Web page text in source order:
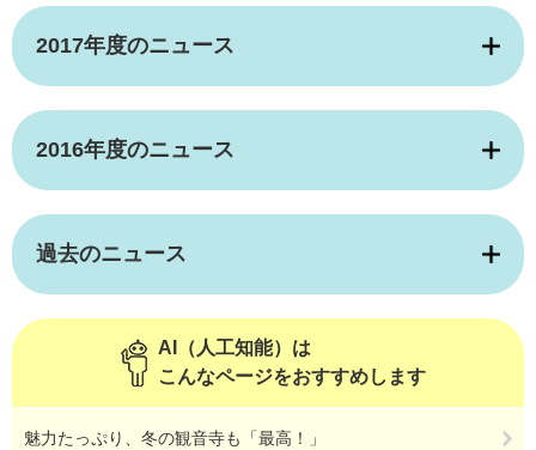
2017年度のニュース
2016年度のニュース
過去のニュース
AI（人工知能）は
こんなページをおすすめします
魅力たっぷり、冬の観音寺も「最高！」